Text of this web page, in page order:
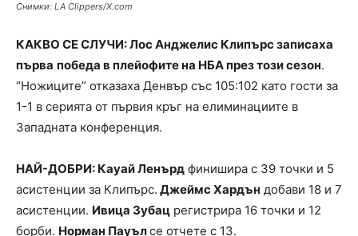
Снимки: LA Clippers/X.com
КАКВО СЕ СЛУЧИ: Лос Анджелис Клипърс записаха
първа победа в плейофите на НБА през този сезон.
“Ножиците” отказаха Денвър със 105:102 като гости за
1-1 в серията от първия кръг на елиминациите в
Западната конференция.
НАЙ-ДОБРИ: Кауай Ленърд финишира с 39 точки и 5
асистенции за Клипърс. Джеймс Хардън добави 18 и 7
асистенции. Ивица Зубац регистрира 16 точки и 12
борби. Норман Пауълсе отчете с 13.